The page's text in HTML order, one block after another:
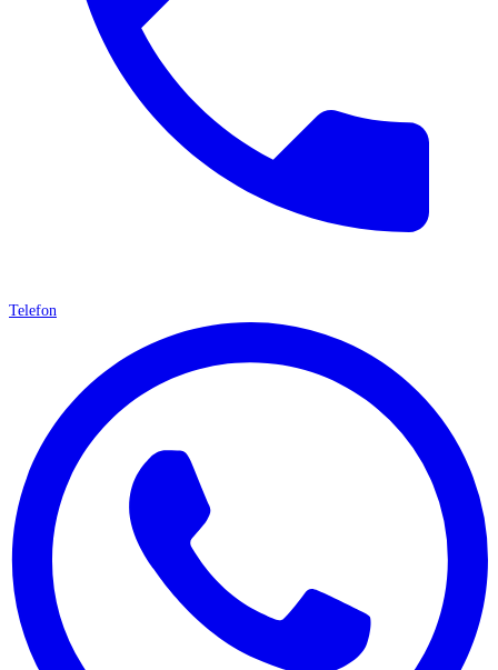
Telefon